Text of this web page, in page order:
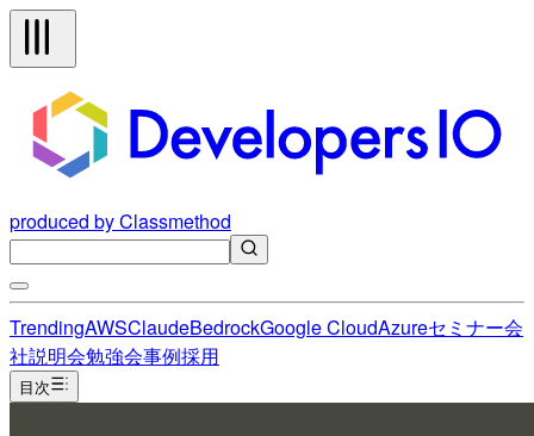
produced by Classmethod
TrendingAWSClaudeBedrockGoogle CloudAzureセミナー会
社説明会勉強会事例採用
目次